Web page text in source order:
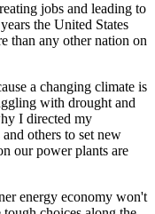
jobs and leading to
the United States
than any other nation on
a changing climate is
with drought and
I directed my
others to set new
our power plants are
energy economy won't